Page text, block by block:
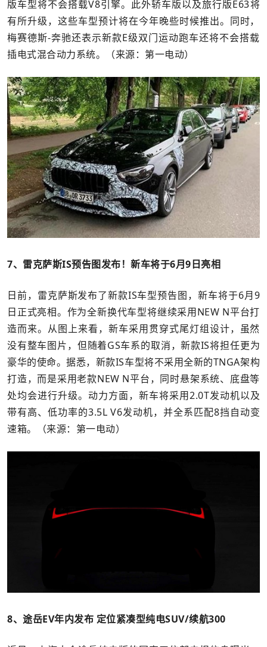
版车型将不会搭载V8引擎。此外轿车版以及旅行版E63将
有所升级，这些车型预计将在今年晚些时候推出。同时，
梅赛德斯-奔驰还表示新款E级双门运动跑车还将不会搭载
插电式混合动力系统。（来源：第一电动）
7、雷克萨斯IS预告图发布！新车将于6月9日亮相
日前，雷克萨斯发布了新款IS车型预告图，新车将于6月9
日正式亮相。作为全新换代车型将继续采用NEW N平台打
造而来。从图上来看，新车采用贯穿式尾灯组设计，虽然
没有整车图片，但随着GS车系的取消，新款IS将担任更为
豪华的使命。据悉，新款IS车型将不采用全新的TNGA架构
打造，而是采用老款NEW N平台，同时悬架系统、底盘等
处均会进行升级。动力方面，新车将采用2.0T发动机以及
带有高、低功率的3.5L V6发动机，并全系匹配8挡自动变
速箱。（来源：第一电动）
8、途岳EV年内发布 定位紧凑型纯电SUV/续航300